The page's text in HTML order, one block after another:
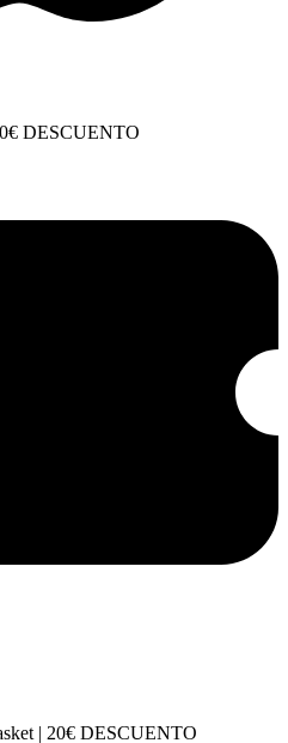
DESCUENTO
| 20€ DESCUENTO